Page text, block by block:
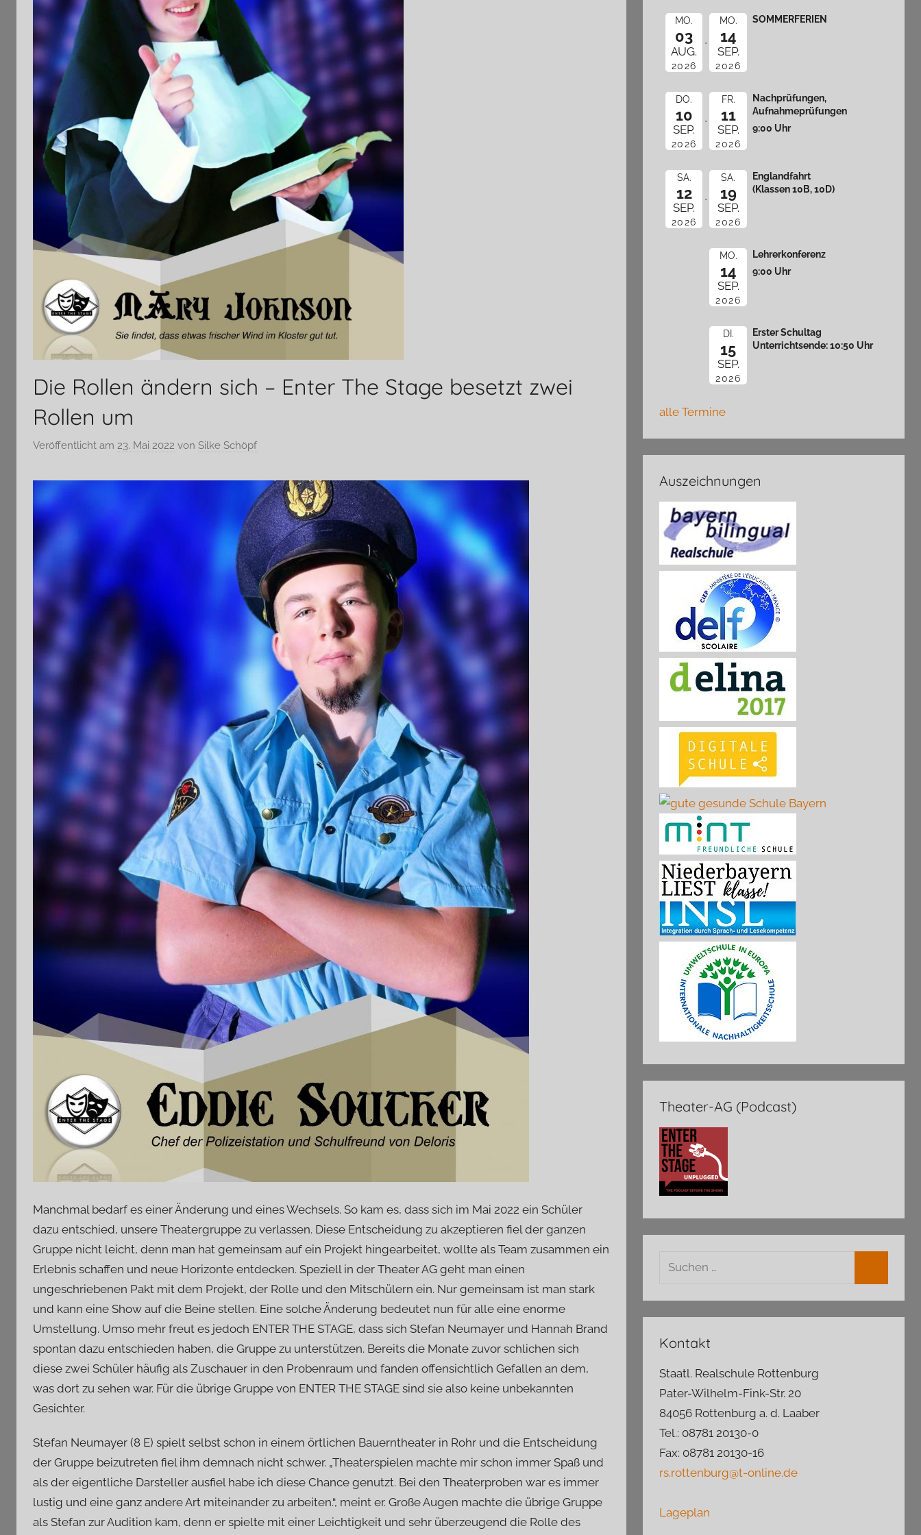
Die Rollen ändern sich – Enter The Stage besetzt zwei
Rollen um
Veröffentlicht am 23. Mai 2022 von Silke Schöpf
Manchmal bedarf es einer Änderung und eines Wechsels. So kam es, dass sich im Mai 2022 ein Schüler
dazu entschied, unsere Theatergruppe zu verlassen. Diese Entscheidung zu akzeptieren fiel der ganzen
Gruppe nicht leicht, denn man hat gemeinsam auf ein Projekt hingearbeitet, wollte als Team zusammen ein
Erlebnis schaffen und neue Horizonte entdecken. Speziell in der Theater AG geht man einen
ungeschriebenen Pakt mit dem Projekt, der Rolle und den Mitschülern ein. Nur gemeinsam ist man stark
und kann eine Show auf die Beine stellen. Eine solche Änderung bedeutet nun für alle eine enorme
Umstellung. Umso mehr freut es jedoch ENTER THE STAGE, dass sich Stefan Neumayer und Hannah Brand
spontan dazu entschieden haben, die Gruppe zu unterstützen. Bereits die Monate zuvor schlichen sich
diese zwei Schüler häufig als Zuschauer in den Probenraum und fanden offensichtlich Gefallen an dem,
was dort zu sehen war. Für die übrige Gruppe von ENTER THE STAGE sind sie also keine unbekannten
Gesichter.
Stefan Neumayer (8 E) spielt selbst schon in einem örtlichen Bauerntheater in Rohr und die Entscheidung
der Gruppe beizutreten fiel ihm demnach nicht schwer. „Theaterspielen machte mir schon immer Spaß und
als der eigentliche Darsteller ausfiel habe ich diese Chance genutzt. Bei den Theaterproben war es immer
lustig und eine ganz andere Art miteinander zu arbeiten.“, meint er. Große Augen machte die übrige Gruppe
als Stefan zur Audition kam, denn er spielte mit einer Leichtigkeit und sehr überzeugend die Rolle des
MO.
03
AUG.
2026
MO.
14
SEP.
2026
SOMMERFERIEN
DO.
10
SEP.
2026
FR.
11
SEP.
2026
Nachprüfungen,
Aufnahmeprüfungen
9:00 Uhr
SA.
12
SEP.
2026
SA.
19
SEP.
2026
Englandfahrt
(Klassen 10B, 10D)
MO.
14
SEP.
2026
Lehrerkonferenz
9:00 Uhr
DI.
15
SEP.
2026
Erster Schultag
Unterrichtsende: 10:50 Uhr
alle Termine
Auszeichnungen
Theater-AG (Podcast)
Suchen
Kontakt
Staatl. Realschule Rottenburg
Pater-Wilhelm-Fink-Str. 20
84056 Rottenburg a. d. Laaber
Tel.: 08781 20130-0
Fax: 08781 20130-16
rs.rottenburg@t-online.de
Lageplan